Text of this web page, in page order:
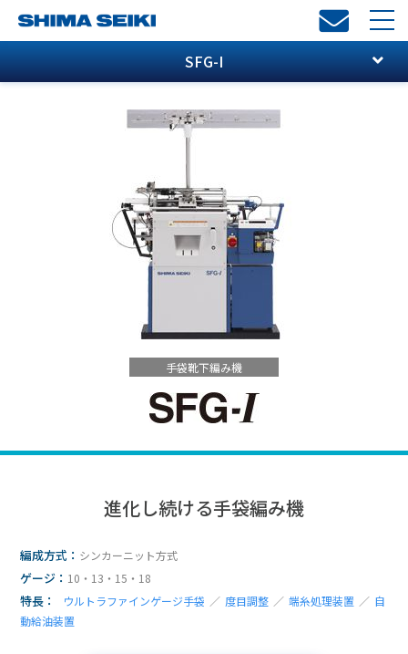
SFG-I
手袋靴下編み機
進化し続ける手袋編み機
編成方式： シンカーニット方式
ゲージ： 10・13・15・18
特長： ウルトラファインゲージ手袋 ／ 度目調整 ／ 端糸処理装置 ／ 自
動給油装置